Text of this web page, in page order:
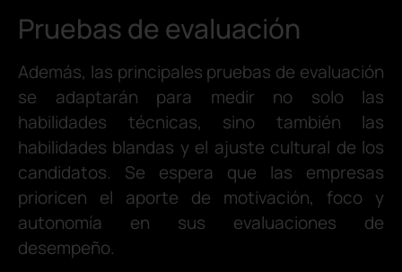
Pruebas de evaluación
Además, las principales pruebas de evaluación
se adaptarán para medir no solo las
habilidades técnicas, sino también las
habilidades blandas y el ajuste cultural de los
candidatos. Se espera que las empresas
prioricen el aporte de motivación, foco y
autonomía en sus evaluaciones de
desempeño.